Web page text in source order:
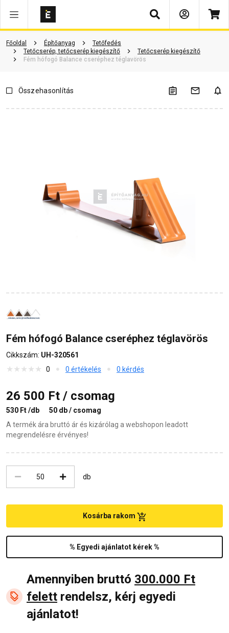
Keresés
Főoldal Építőanyag
Tetőfedés
Tetőcserép, tetőcserép kiegészítő
Tetőcserép kiegészítő
Fém hófogó Balance cseréphez téglavörös
Vásárlói vélemények Kérdések és válaszok Kapcsolódó cikkek
Összehasonlítás
Fém hófogó Balance cseréphez téglavörös
Cikkszám: UH-320561
0
0 értékelés 0 kérdés
26 500 Ft / csomag
530 Ft /db
50 db / csomag
A termék ára bruttó ár és kizárólag a webshopon leadott
megrendelésre érvényes!
db
% Egyedi ajánlatot kérek %
Kosárba rakom
Amennyiben bruttó 300.000 Ft
felett rendelsz, kérj egyedi
ajánlatot!